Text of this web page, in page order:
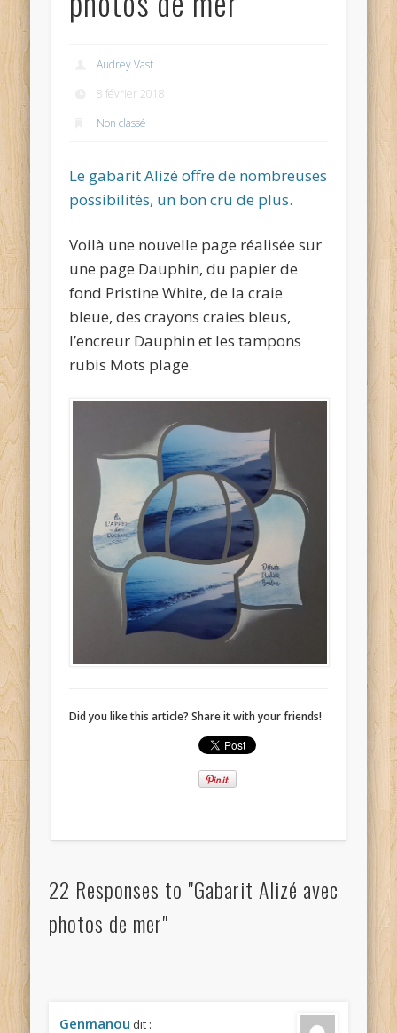
Audrey Vast
8 février 2018
Non classé
Le gabarit Alizé offre de nombreuses
possibilités, un bon cru de plus.
Voilà une nouvelle page réalisée sur
une page Dauphin, du papier de
fond Pristine White, de la craie
bleue, des crayons craies bleus,
l’encreur Dauphin et les tampons
rubis Mots plage.
Did you like this article? Share it with your friends!
22 Responses to "Gabarit Alizé avec
photos de mer"
Genmanou dit :